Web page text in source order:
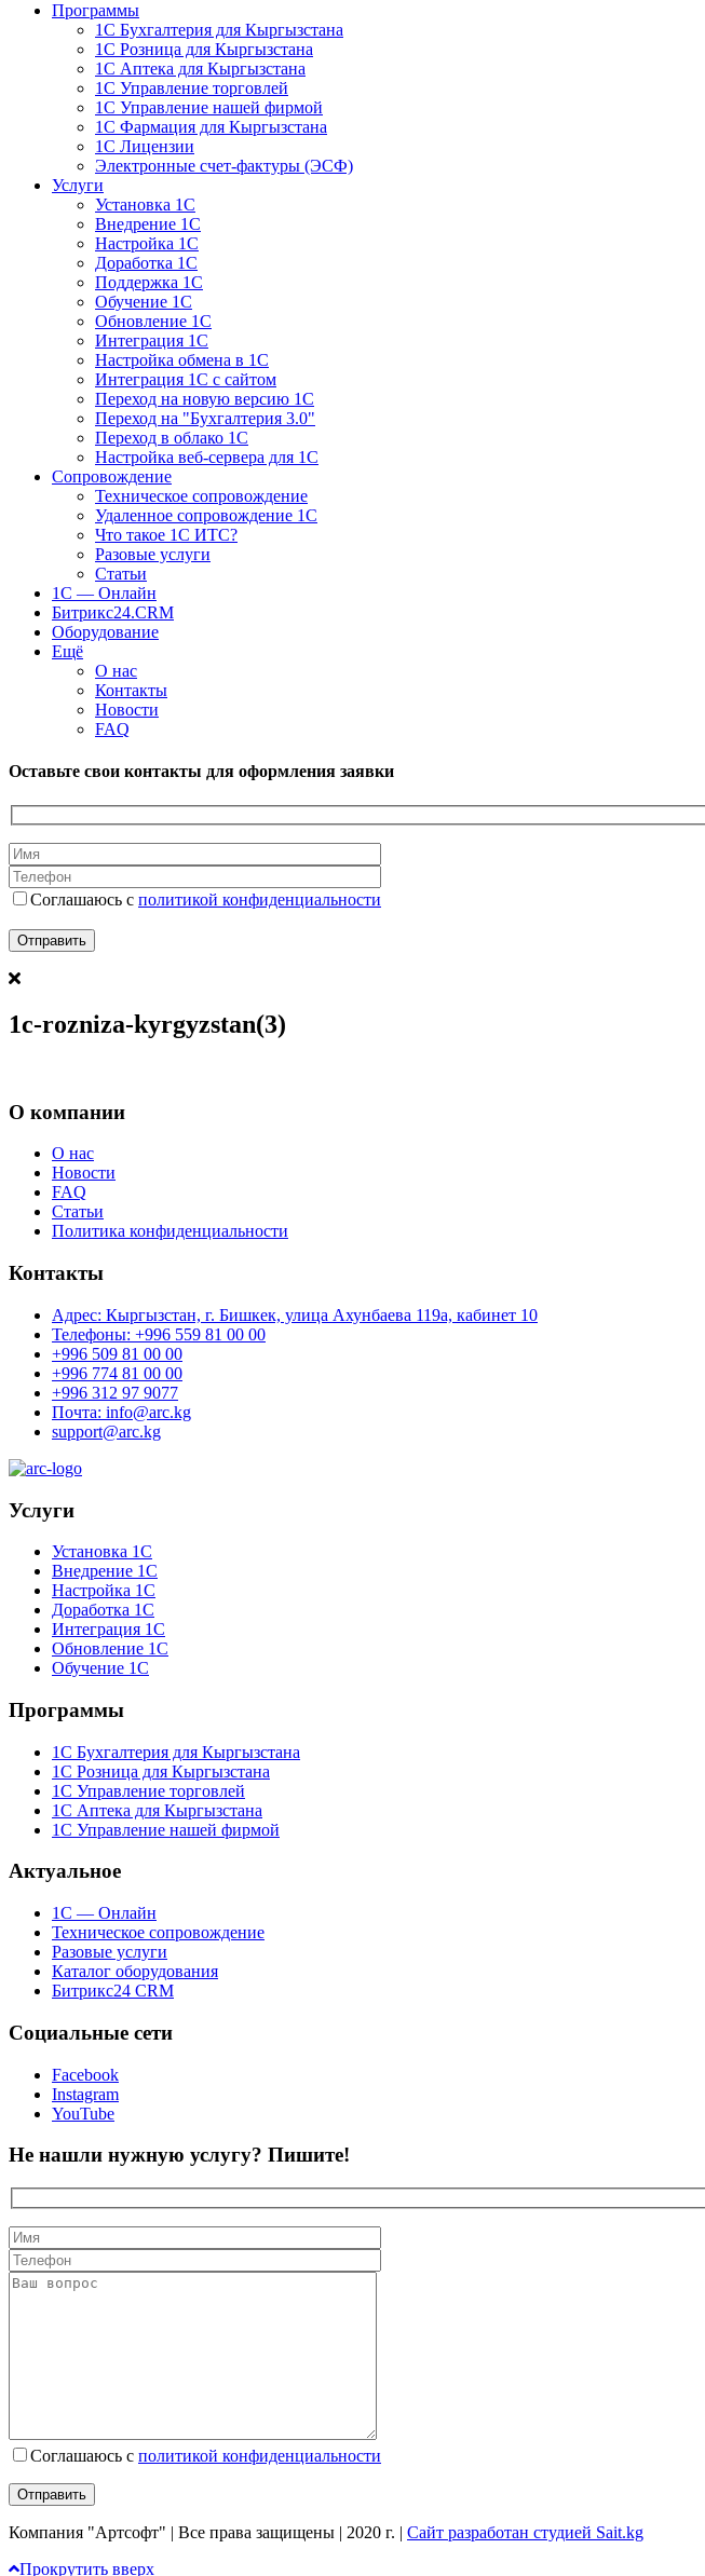
Программы
1С Бухгалтерия для Кыргызстана
1С Розница для Кыргызстана
1С Аптека для Кыргызстана
1С Управление торговлей
1С Управление нашей фирмой
1С Фармация для Кыргызстана
1С Лицензии
Электронные счет-фактуры (ЭСФ)
Услуги
Установка 1С
Внедрение 1С
Настройка 1С
Доработка 1С
Поддержка 1С
Обучение 1С
Обновление 1С
Интеграция 1С
Настройка обмена в 1С
Интеграция 1С с сайтом
Переход на новую версию 1С
Переход на "Бухгалтерия 3.0"
Переход в облако 1С
Настройка веб-сервера для 1С
Сопровождение
Техническое сопровождение
Удаленное сопровождение 1С
Что такое 1С ИТС?
Разовые услуги
Статьи
1С — Онлайн
Битрикс24.CRM
Оборудование
Ещё
О нас
Контакты
Новости
FAQ
Оставьте свои контакты для оформления заявки
Соглашаюсь с политикой конфиденциальности
1c-rozniza-kyrgyzstan(3)
О компании
О нас
Новости
FAQ
Статьи
Политика конфиденциальности
Контакты
Адрес: Кыргызстан, г. Бишкек, улица Ахунбаева 119а, кабинет 10
Телефоны: +996 559 81 00 00
+996 509 81 00 00
+996 774 81 00 00
+996 312 97 9077
Почта: info@arc.kg
support@arc.kg
Услуги
Установка 1С
Внедрение 1С
Настройка 1С
Доработка 1С
Интеграция 1С
Обновление 1С
Обучение 1С
Программы
1С Бухгалтерия для Кыргызстана
1С Розница для Кыргызстана
1С Управление торговлей
1С Аптека для Кыргызстана
1С Управление нашей фирмой
Актуальное
1С — Онлайн
Техническое сопровождение
Разовые услуги
Каталог оборудования
Битрикс24 CRM
Социальные сети
Facebook
Instagram
YouTube
Не нашли нужную услугу? Пишите!
Соглашаюсь с политикой конфиденциальности
Компания "Артсофт" | Все права защищены | 2020 г. | Сайт разработан студией Sait.kg
Прокрутить вверх